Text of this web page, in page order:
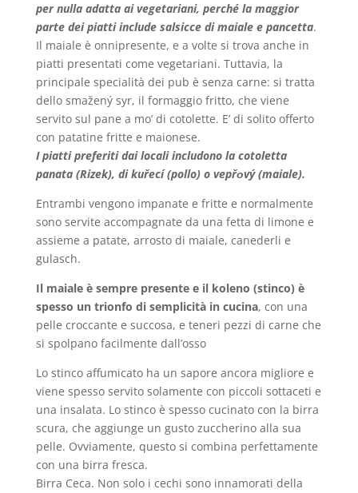
per nulla adatta ai vegetariani, perché la maggior
parte dei piatti include salsicce di maiale e pancetta.
Il maiale è onnipresente, e a volte si trova anche in
piatti presentati come vegetariani. Tuttavia, la
principale specialità dei pub è senza carne: si tratta
dello smažený syr, il formaggio fritto, che viene
servito sul pane a mo’ di cotolette. E’ di solito offerto
con patatine fritte e maionese.
I piatti preferiti dai locali includono la cotoletta
panata (Rizek), di kuřecí (pollo) o vepřоvý (maiale).
Entrambi vengono impanate e fritte e normalmente
sono servite accompagnate da una fetta di limone e
assieme a patate, arrosto di maiale, canederli e
gulasch.
Il maiale è sempre presente e il koleno (stinco) è
spesso un trionfo di semplicità in cucina, con una
pelle croccante e succosa, e teneri pezzi di carne che
si spolpano facilmente dall’osso
Lo stinco affumicato ha un sapore ancora migliore e
viene spesso servito solamente con piccoli sottaceti e
una insalata. Lo stinco è spesso cucinato con la birra
scura, che aggiunge un gusto zuccherino alla sua
pelle. Ovviamente, questo si combina perfettamente
con una birra fresca.
Birra Ceca. Non solo i cechi sono innamorati della